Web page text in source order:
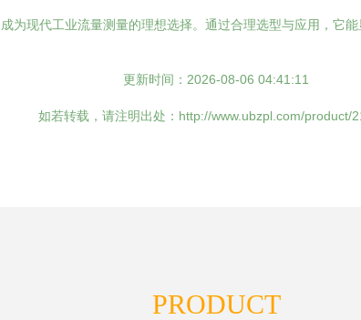
为现代工业流量测量的理想选择。通过合理选型与应用，它
更新时间：2026-08-06 04:41:11
如若转载，请注明出处：http://www.ubzpl.com/product/
PRODUCT